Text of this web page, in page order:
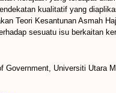
kualitatif yang
Teori Kesantunan Asmah
sesuatu isu berkaitan
Government, Universiti Utara